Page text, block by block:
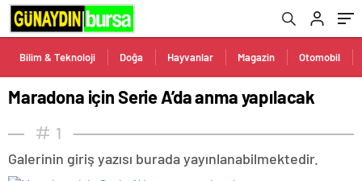
Bilim & Teknoloji Doğa Hayvanlar Magazin Otomobil
Maradona için Serie A’da anma yapılacak
1
Galerinin giriş yazısı burada yayınlanabilmektedir.